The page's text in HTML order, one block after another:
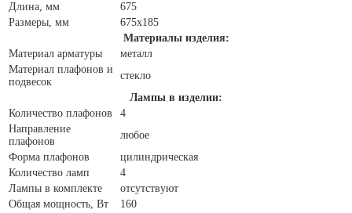
Длина, мм
675
Размеры, мм
675x185
Материалы изделия:
Материал арматуры
металл
Материал плафонов и
подвесок
стекло
Лампы в изделии:
Количество плафонов
4
Направление
плафонов
любое
Форма плафонов
цилиндрическая
Количество ламп
4
Лампы в комплекте
отсутствуют
Общая мощность, Вт
160